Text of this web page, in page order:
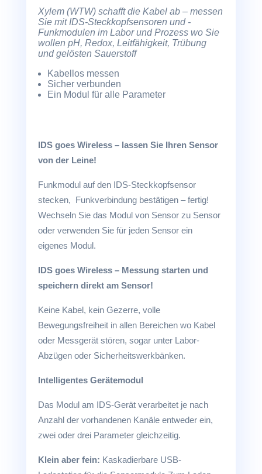
Xylem (WTW) schafft die Kabel ab – messen
Sie mit IDS-Steckkopfsensoren und -
Funkmodulen im Labor und Prozess wo Sie
wollen pH, Redox, Leitfähigkeit, Trübung
und gelösten Sauerstoff
Kabellos messen
Sicher verbunden
Ein Modul für alle Parameter
IDS goes Wireless – lassen Sie Ihren Sensor
von der Leine!
Funkmodul auf den IDS-Steckkopfsensor
stecken, Funkverbindung bestätigen – fertig!
Wechseln Sie das Modul von Sensor zu Sensor
oder verwenden Sie für jeden Sensor ein
eigenes Modul.
IDS goes Wireless – Messung starten und
speichern direkt am Sensor!
Keine Kabel, kein Gezerre, volle
Bewegungsfreiheit in allen Bereichen wo Kabel
oder Messgerät stören, sogar unter Labor-
Abzügen oder Sicherheitswerkbänken.
Intelligentes Gerätemodul
Das Modul am IDS-Gerät verarbeitet je nach
Anzahl der vorhandenen Kanäle entweder ein,
zwei oder drei Parameter gleichzeitig.
Klein aber fein: Kaskadierbare USB-